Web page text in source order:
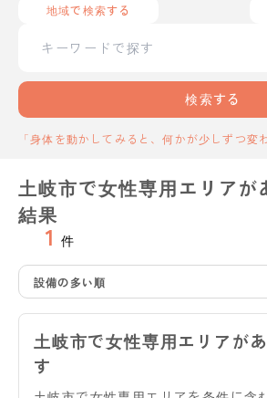
地域で検索する
検索する
「身体を動かしてみると、何かが少しずつ変
土岐市で女性専用エリアが
結果
1 件
設備の多い順
土岐市で女性専用エリアが
す